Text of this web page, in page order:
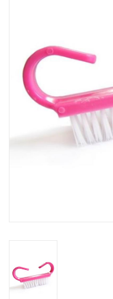
Veilig & Info
Accessoires